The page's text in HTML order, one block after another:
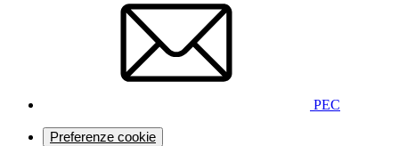
PEC
Preferenze cookie